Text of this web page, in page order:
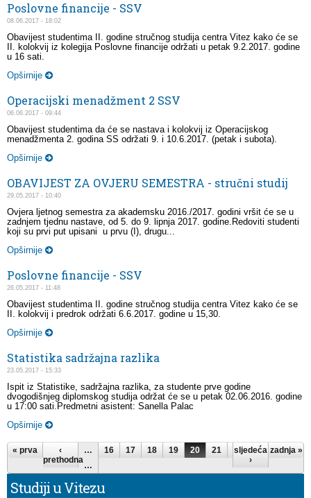
Poslovne financije - SSV
08.06.2017 - 18:02
Obavijest studentima II. godine stručnog studija centra Vitez kako će se
II. kolokvij iz kolegija Poslovne financije održati u petak 9.2.2017. godine
u 16 sati.
Opširnije
Operacijski menadžment 2 SSV
06.06.2017 - 09:44
Obavijest studentima da će se nastava i kolokvij iz Operacijskog
menadžmenta 2. godina SS održati 9. i 10.6.2017. (petak i subota).
Opširnije
OBAVIJEST ZA OVJERU SEMESTRA - stručni studij
29.05.2017 - 10:40
Ovjera ljetnog semestra za akademsku 2016./2017. godini vršit će se u
zadnjem tjednu nastave, od 5. do 9. lipnja 2017. godine.Redoviti studenti
koji su prvi put upisani u prvu (I), drugu...
Opširnije
Poslovne financije - SSV
26.05.2017 - 11:48
Obavijest studentima II. godine stručnog studija centra Vitez kako će se
II. kolokvij i predrok održati 6.6.2017. godine u 15,30.
Opširnije
Statistika sadržajna razlika
23.05.2017 - 15:33
Ispit iz Statistike, sadržajna razlika, za studente prve godine
dvogodišnjeg diplomskog studija održat će se u petak 02.06.2016. godine
u 17:00 sati.Predmetni asistent: Sanella Palac
Opširnije
Stranice
« prva
‹
prethodna
… 16 17 18 19 20 21 22 23
24
…
sljedeća
›
zadnja »
Studiji u Vitezu